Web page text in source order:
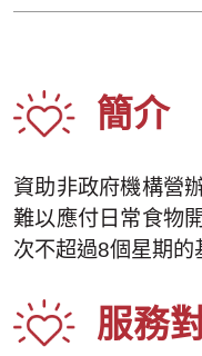
簡介
資助非政府機構營
難以應付日常食物
次不超過8個星期的
服務